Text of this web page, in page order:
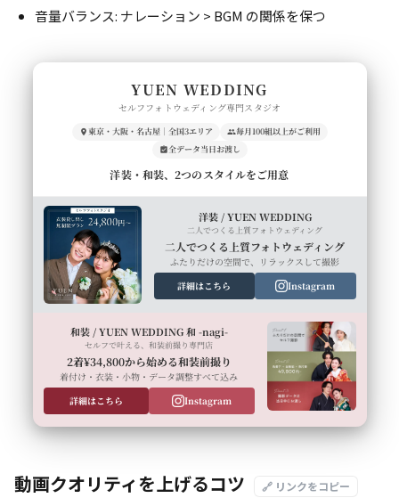
音量バランス: ナレーション > BGM の関係を保つ
YUEN WEDDING
セルフフォトウェディング専門スタジオ
東京・大阪・名古屋｜全国3エリア
毎月100組以上がご利用
全データ当日お渡し
洋装・和装、2つのスタイルをご用意
洋装 / YUEN WEDDING
二人でつくる上質フォトウェディング
二人でつくる上質フォトウェディング
ふたりだけの空間で、リラックスして撮影
詳細はこちら
Instagram
和装 / YUEN WEDDING 和 -nagi-
セルフで叶える、和装前撮り専門店
2着¥34,800から始める和装前撮り
着付け・衣装・小物・データ調整すべて込み
詳細はこちら
Instagram
動画クオリティを上げるコツ 🔗 リンクをコピー